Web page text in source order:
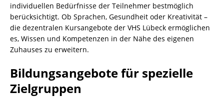
individuellen Bedürfnisse der Teilnehmer bestmöglich
berücksichtigt. Ob Sprachen, Gesundheit oder Kreativität –
die dezentralen Kursangebote der VHS Lübeck ermöglichen
es, Wissen und Kompetenzen in der Nähe des eigenen
Zuhauses zu erweitern.
Bildungsangebote für spezielle
Zielgruppen